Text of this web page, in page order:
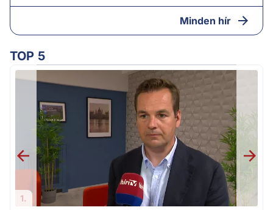
Minden hír
TOP 5
1.